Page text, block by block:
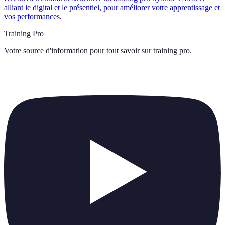
alliant le digital et le présentiel, pour améliorer votre apprentissage et
vos performances.
Training Pro
Votre source d'information pour tout savoir sur training pro.